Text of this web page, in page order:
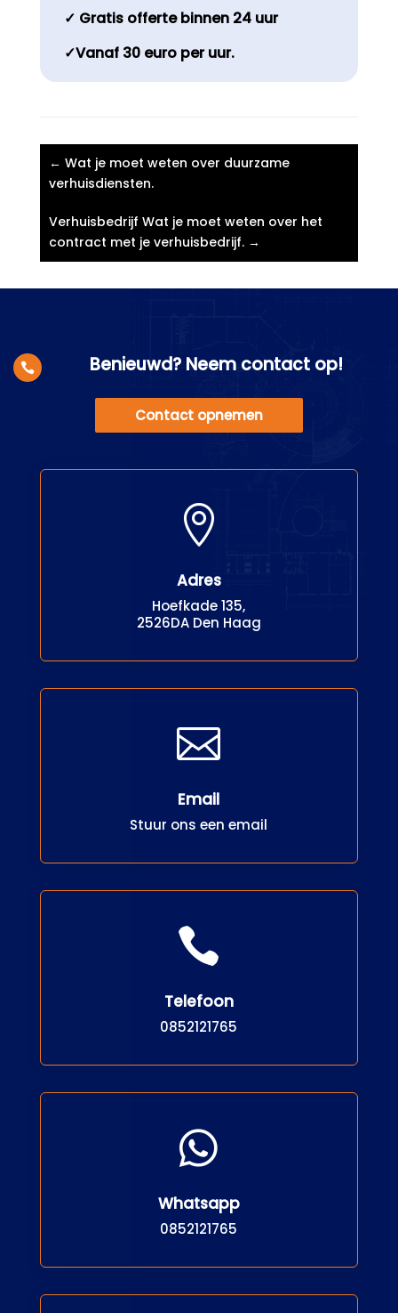
✓ Gratis offerte binnen 24 uur
✓Vanaf 30 euro per uur.
← Wat je moet weten over duurzame
verhuisdiensten.​
Verhuisbedrijf Wat je moet weten over het
contract met je verhuisbedrijf.​→
 Benieuwd? Neem contact op!
Contact opnemen

Adres
Hoefkade 135,
2526DA Den Haag

Email
Stuur ons een email

Telefoon
0852121765

Whatsapp
0852121765